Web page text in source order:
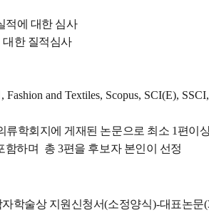
적에 대한 심사
대한 질적심사
, Fashion and Textiles, Scopus, SCI(E),
류학회지에 게재된 논문으로 최소 1 편이
함하며
총 3편을 후보자 본인이 선정
학술상 지원신청서(소정양식)-대표논문